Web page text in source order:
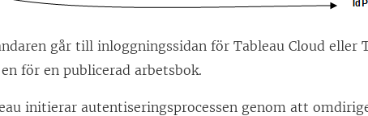
går till inloggningssidan förTableau Cloud eller
för en publicerad arbetsbok.
initierar autentiseringsprocessen genom att